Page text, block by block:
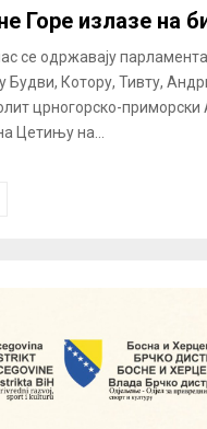
Горе излазе на
се одржавају
Будви, Котору, Тивту,
црногорско-приморски
Цетињу на...